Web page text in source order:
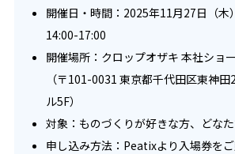
開催日・時間：2025年11月27日（木
14:00-17:00
開催場所：クロップオザキ 本社ショ
（〒101-0031 東京都千代田区東神
ル5F）
対象：ものづくりが好きな方、どな
申し込み方法：Peatixより入場券をご